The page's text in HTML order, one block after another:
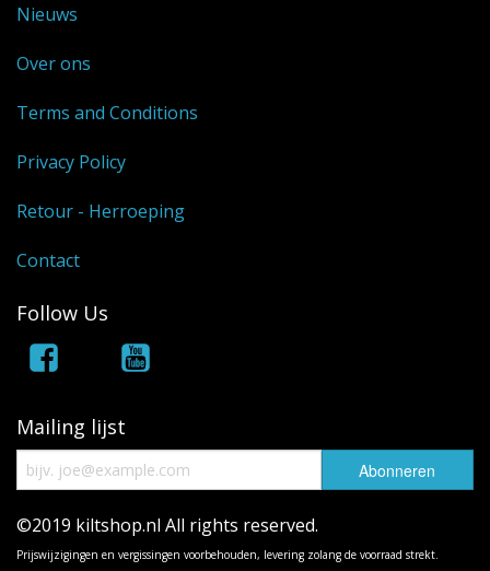
Nieuws
Over ons
Terms and Conditions
Privacy Policy
Retour - Herroeping
Contact
Follow Us
Mailing lijst
©2019 kiltshop.nl All rights reserved.
Prijswijzigingen en vergissingen voorbehouden, levering zolang de voorraad strekt.